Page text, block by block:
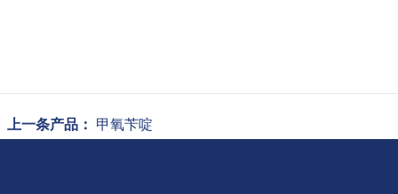
上一条产品： 甲氧苄啶